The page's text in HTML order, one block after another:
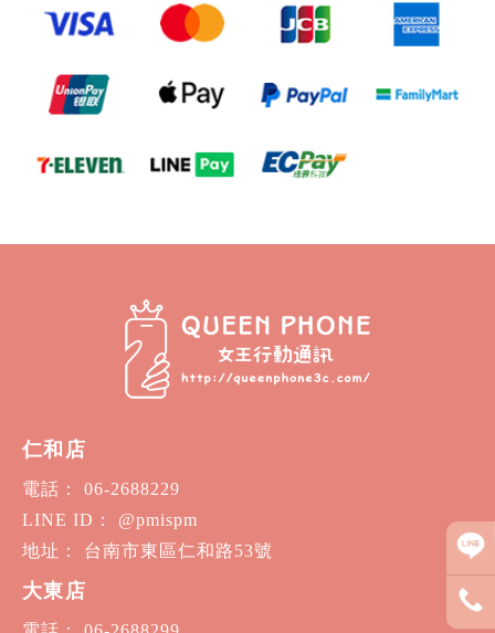
仁和店
電話： 06-2688229
LINE ID： @pmispm
地址： 台南市東區仁和路53號
大東店